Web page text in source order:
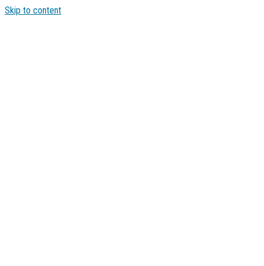
Skip to content